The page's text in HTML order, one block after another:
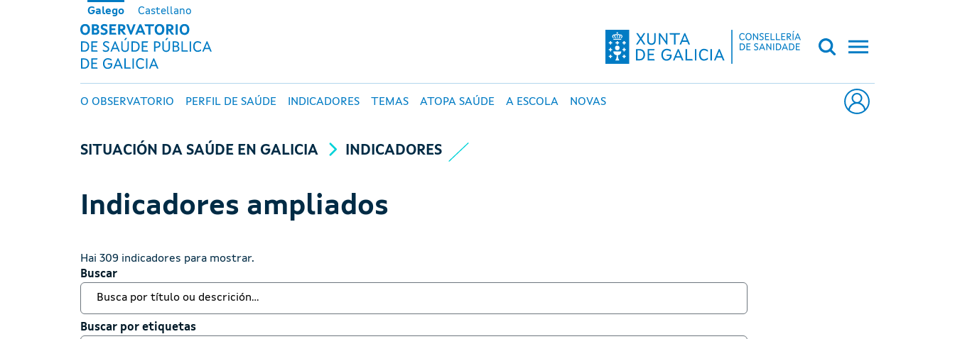
Ir o contido principalGalego Castellano
OBSERVATORIO DE SALUD PÚBLICA DE GALICIA
Navegación principal
O OBSERVATORIO PERFIL DE SAÚDE INDICADORES TEMAS ATOPA SAÚDE A ESCOLA NOVAS
SITUACIÓN DA SAÚDE EN GALICIA INDICADORES
Indicadores ampliados
Hai 309 indicadores para mostrar.
Buscar
Buscar
Buscar por etiquetas
Buscar por etiquetas